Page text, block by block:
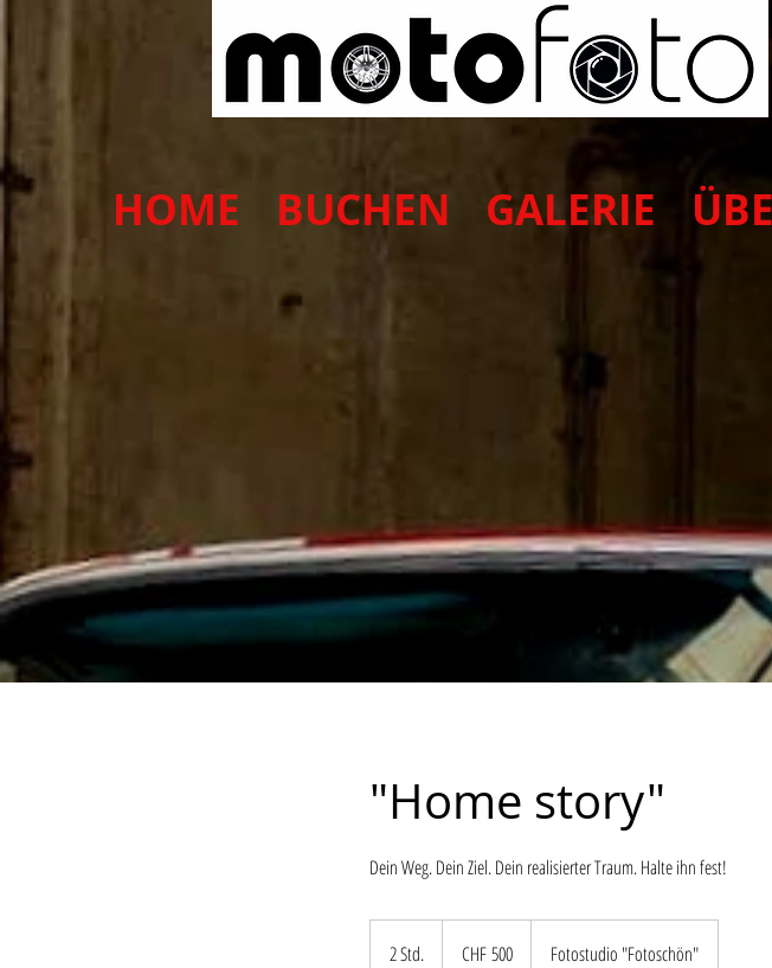
"Home story"
Dein Weg. Dein Ziel. Dein realisierter Traum. Halte ihn fest!
2 Std.
Franken
CHF 500 Fotostudio "Fotoschön"
HOME BUCHEN GALERIE